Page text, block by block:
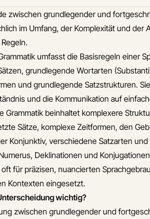
zwischen grundlegender und
im Umfang, der Komplexität und der
umfasst die Basisregeln einer
grundlegende Wortarten
und grundlegende Satzstrukturen.
und die Kommunikation auf
Grammatik beinhaltet komplexere
Sätze, komplexe Zeitformen, den
Konjunktiv, verschiedene Satzarten
Deklinationen und
für präzisen, nuancierten
Kontexten eingesetzt.
wichtig?
zwischen grundlegender und